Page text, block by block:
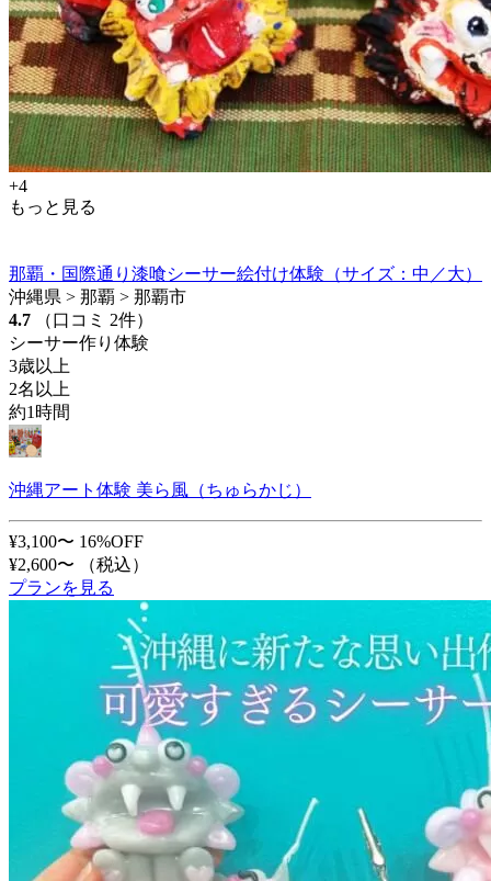
+4
もっと見る
那覇・国際通り漆喰シーサー絵付け体験（サイズ：中／大）
沖縄県 > 那覇 > 那覇市
4.7
（口コミ 2件）
シーサー作り体験
3歳以上
2名以上
約1時間
沖縄アート体験 美ら風（ちゅらかじ）
¥3,100〜 16%OFF
¥2,600〜
（税込）
プランを見る